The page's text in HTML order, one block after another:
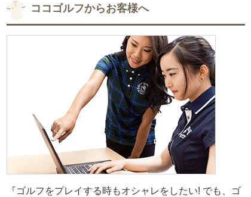
ココゴルフからお客様へ
『ゴルフをプレイする時もオシャレをしたい! でも、ゴ